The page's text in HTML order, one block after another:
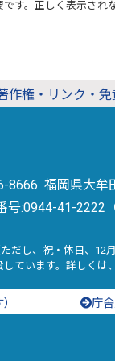
です。正しく表示され
作権・リンク・
8666 福岡県大牟
号:0944-41-2222
だし、祝・休日、12
ています。詳しくは、
庁